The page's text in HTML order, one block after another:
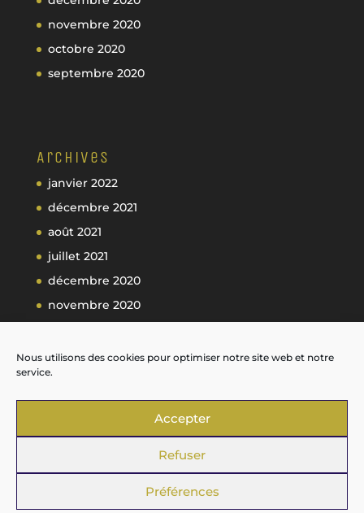
Nous utilisons des cookies pour optimiser notre site web et notre
service.
Accepter
Refuser
Préférences
novembre 2020
octobre 2020
septembre 2020
Archives
janvier 2022
décembre 2021
août 2021
juillet 2021
décembre 2020
novembre 2020
septembre 2020